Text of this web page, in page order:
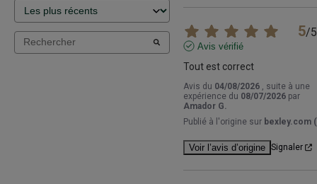
5/5
Avis vérifié
Tout est correct
Avis du 04/08/2026
, suite à une
expérience du 08/07/2026 par
Amador G.
Publié à l'origine sur bexley.com
Voir l’avis d’origine Signaler